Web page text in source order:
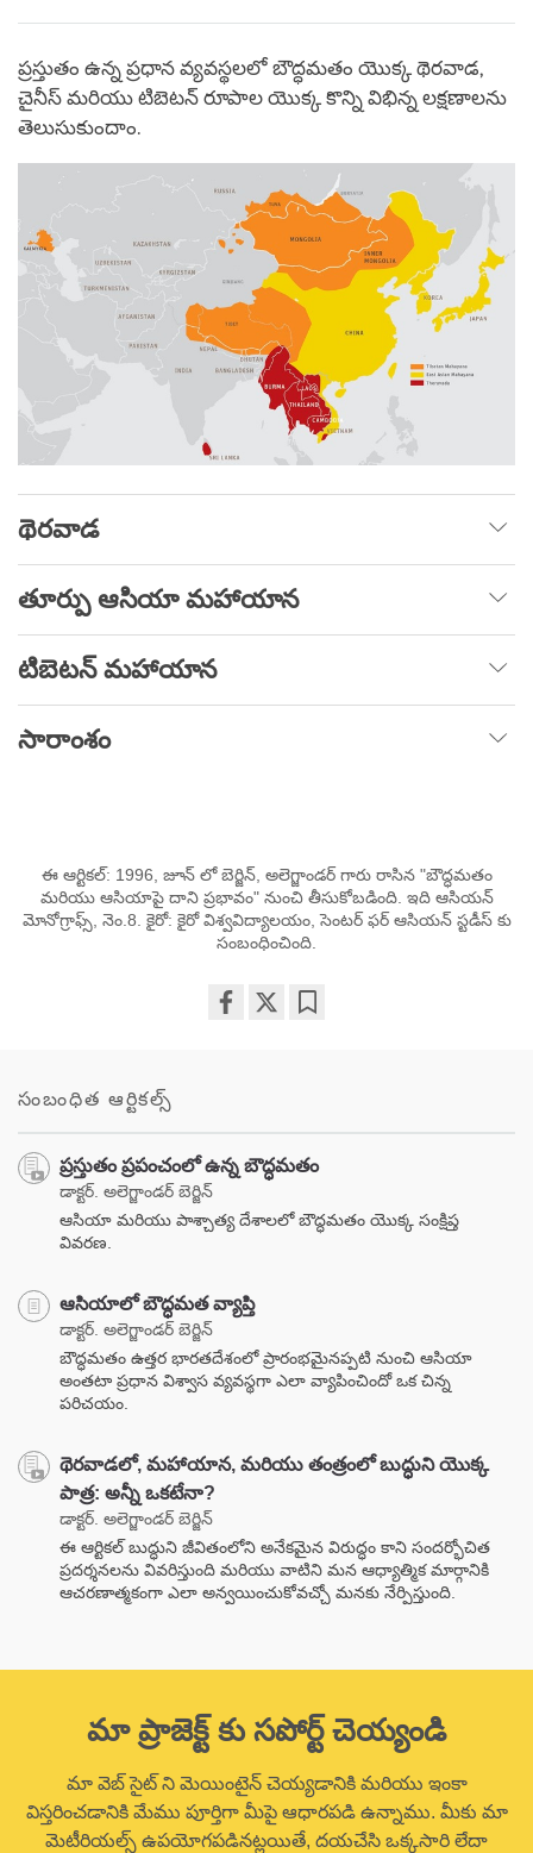
ప్రస్తుతం ఉన్న ప్రధాన వ్యవస్థలలో బౌద్ధమతం యొక్క థెరవాడ,
చైనీస్ మరియు టిబెటన్ రూపాల యొక్క కొన్ని విభిన్న లక్షణాలను
తెలుసుకుందాం.
థెరవాడ
తూర్పు ఆసియా మహాయాన
టిబెటన్ మహాయాన
సారాంశం
ఈ ఆర్టికల్: 1996, జూన్ లో బెర్జిన్, అలెగ్జాండర్ గారు రాసిన "బౌద్ధమతం
మరియు ఆసియాపై దాని ప్రభావం" నుంచి తీసుకోబడింది. ఇది ఆసియన్
మోనోగ్రాఫ్స్, నెం.8. కైరో: కైరో విశ్వవిద్యాలయం, సెంటర్ ఫర్ ఆసియన్ స్టడీస్ కు
సంబంధించింది.
సంబంధిత ఆర్టికల్స్
ప్రస్తుతం ప్రపంచంలో ఉన్న బౌద్ధమతం
డాక్టర్. అలెగ్జాండర్ బెర్జిన్
ఆసియా మరియు పాశ్చాత్య దేశాలలో బౌద్ధమతం యొక్క సంక్షిప్త
వివరణ.
ఆసియాలో బౌద్ధమత వ్యాప్తి
డాక్టర్. అలెగ్జాండర్ బెర్జిన్
బౌద్ధమతం ఉత్తర భారతదేశంలో ప్రారంభమైనప్పటి నుంచి ఆసియా
అంతటా ప్రధాన విశ్వాస వ్యవస్థగా ఎలా వ్యాపించిందో ఒక చిన్న
పరిచయం.
థెరవాడలో, మహాయాన, మరియు తంత్రంలో బుద్ధుని యొక్క
పాత్ర: అన్నీ ఒకటేనా?
డాక్టర్. అలెగ్జాండర్ బెర్జిన్
ఈ ఆర్టికల్ బుద్ధుని జీవితంలోని అనేకమైన విరుద్ధం కాని సందర్భోచిత
ప్రదర్శనలను వివరిస్తుంది మరియు వాటిని మన ఆధ్యాత్మిక మార్గానికి
ఆచరణాత్మకంగా ఎలా అన్వయించుకోవచ్చో మనకు నేర్పిస్తుంది.
మా ప్రాజెక్ట్ కు సపోర్ట్ చెయ్యండి
మా వెబ్ సైట్ ని మెయింటైన్ చెయ్యడానికి మరియు ఇంకా
విస్తరించడానికి మేము పూర్తిగా మీపై ఆధారపడి ఉన్నాము. మీకు మా
మెటీరియల్స్ ఉపయోగపడినట్లయితే, దయచేసి ఒక్కసారి లేదా